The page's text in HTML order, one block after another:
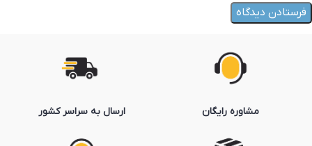
مشاوره رایگان ارسال به سراسر کشور